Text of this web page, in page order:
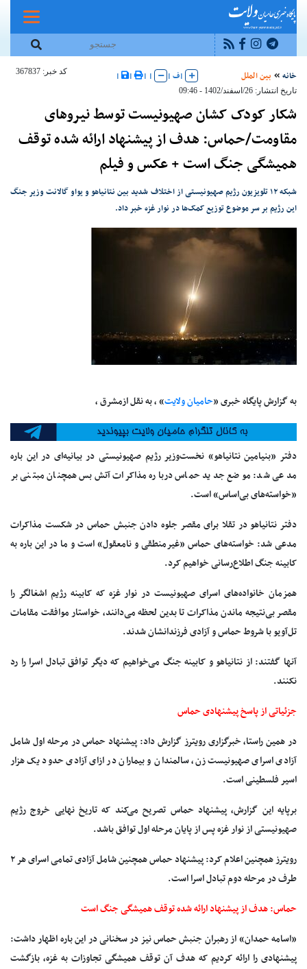
خانه بین الملل |ف |
|
|
|
|
کد خبر: 367837
تاریخ انتشار: 26/اسفند/1402 - 09:46
شکار کودک کشان صهیونیست توسط نیروهای
مقاومت/حماس: هدف از پیشنهاد ارائه شده توقف
همیشگی جنگ است + عکس و فیلم
شبکه ۱۲ تلویزیون رژیم صهیونیستی از اختلاف شدید بین نتانیاهو و یواو گالانت وزیر جنگ
این رژیم بر سر موضوع توزیع کمک‌ها در نوار غزه خبر داد.
به گزارش پایگاه خبری «حامیان ولایت» ، به نقل ازمشرق ،
دفتر «بنیامین نتانیاهو» نخست‌وزیر رژیم صهیونیستی در بیانیه‌ای در این باره
مدعی شد: موضع جدید حماس درباره مذاکرات آتش‌بس همچنان مبتنی بر
«خواسته‌های بی‌اساس» است.
دفتر نتانیاهو در تقلا برای مقصر جلوه‌ دادن جنبش حماس در شکست مذاکرات
مدعی شد: خواسته‌های حماس «غیرمنطقی و نامعقول» است و ما در این باره به
کابینه جنگ اطلاع‌رسانی خواهیم کرد.
همزمان خانواده‌های اسرای صهیونیست در نوار غزه که کابینه رژیم اشغالگر را
مقصر بی‌نتیجه ماندن مذاکرات تا بدین لحظه می‌دانند، خواستار موافقت مقامات
تل‌آویو با شروط حماس و آزادی فرزندانشان شدند.
آنها گفتند: از نتانیاهو و کابینه جنگ می‌خواهیم که دیگر توافق تبادل اسرا را رد
نکنند.
جزئیاتی از پاسخ پیشنهادی حماس
در همین راستا، خبرگزاری رویترز گزارش داد: پیشنهاد حماس در مرحله اول شامل
آزادی اسرای صهیونیست زن، سالمندان و بیماران در ازای آزادی حدود یک هزار
اسیر فلسطینی است.
برپایه این گزارش، پیشنهاد حماس تصریح می‌کند که تاریخ نهایی خروج رژیم
صهیونیستی از نوار غزه پس از پایان مرحله اول توافق باشد.
رویترز همچنین اعلام کرد: پیشنهاد حماس همچنین شامل آزادی تمامی اسرای هر ۲
طرف در مرحله دوم تبادل اسرا است.
حماس: هدف از پیشنهاد ارائه شده توقف همیشگی جنگ است
«اسامه حمدان» از رهبران جنبش حماس نیز در سخنانی در این باره اظهار داشت:
پیشنهادی را ارائه کردیم که هدف آن توقف همیشگی تجاوزات به غزه، بازگشت